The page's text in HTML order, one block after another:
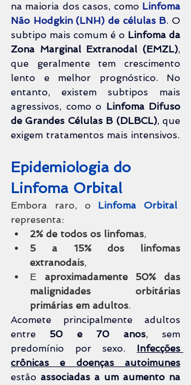
na maioria dos casos, como Linfoma
Não Hodgkin (LNH) de células B. O
subtipo mais comum é o Linfoma da
Zona Marginal Extranodal (EMZL),
que geralmente tem crescimento
lento e melhor prognóstico. No
entanto, existem subtipos mais
agressivos, como o Linfoma Difuso
de Grandes Células B (DLBCL), que
exigem tratamentos mais intensivos.
Epidemiologia do
Linfoma Orbital
Embora raro, o Linfoma Orbital
representa:
2% de todos os linfomas,
5 a 15% dos linfomas
extranodais,
E aproximadamente 50% das
malignidades orbitárias
primárias em adultos.
Acomete principalmente adultos
entre 50 e 70 anos, sem
predomínio por sexo. Infecções
crônicas e doenças autoimunes
estão associadas a um aumento na